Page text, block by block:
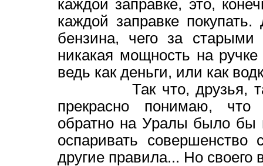
каждой заправке, это,
каждой заправке
бензина, чего за
никакая мощность на
ведь как деньги, или как
Так что, друзья, такая
прекрасно понимаю, что
обратно на Уралы было бы
оспаривать совершенство
другие правила... Но